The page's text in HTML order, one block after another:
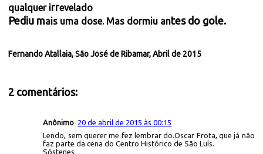
qualquer irrevelado
Pediu mais uma dose. Mas dormiu antes do gole.
Fernando Atallaia, São José de Ribamar, Abril de 2015
2 comentários:
Anônimo 20 de abril de 2015 às 00:15
Lendo, sem querer me fez lembrar do.Oscar Frota, que já não
faz parte da cena do Centro Histórico de São Luís.
Sóstenes